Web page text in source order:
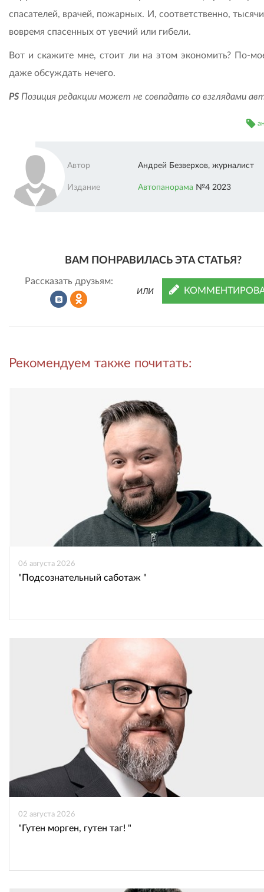
спасателей, врачей, пожарных. И, соответственно,
вовремя спасенных от увечий или гибели.
Вот и скажите мне, стоит ли на этом экономить? По-
даже обсуждать нечего.
PS Позиция редакции может не совпадать со взглядами
Автор Андрей Безверхов, журналист
Издание Автопанорама №4 2023
ВАМ ПОНРАВИЛАСЬ ЭТА СТАТЬЯ?
Рассказать друзьям:
во в
Одноклассниках
ИЛИ
Рекомендуем также почитать:
06 августа 2026
"Подсознательный саботаж "
02 августа 2026
"Гутен морген, гутен таг! "